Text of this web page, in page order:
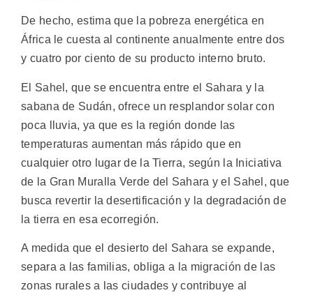
De hecho, estima que la pobreza energética en
África le cuesta al continente anualmente entre dos
y cuatro por ciento de su producto interno bruto.
El Sahel, que se encuentra entre el Sahara y la
sabana de Sudán, ofrece un resplandor solar con
poca lluvia, ya que es la región donde las
temperaturas aumentan más rápido que en
cualquier otro lugar de la Tierra, según la Iniciativa
de la Gran Muralla Verde del Sahara y el Sahel, que
busca revertir la desertificación y la degradación de
la tierra en esa ecorregión.
A medida que el desierto del Sahara se expande,
separa a las familias, obliga a la migración de las
zonas rurales a las ciudades y contribuye al